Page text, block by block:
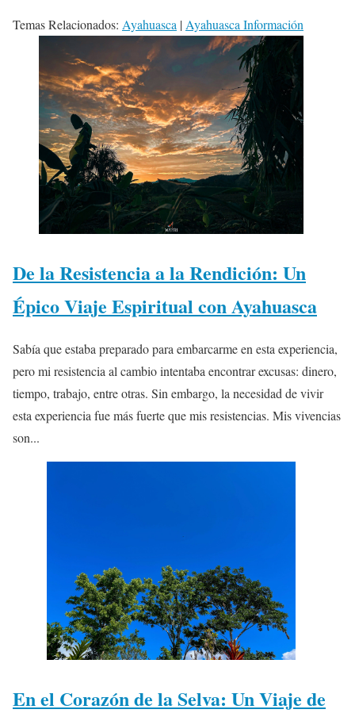
Temas Relacionados: Ayahuasca | Ayahuasca Información
De la Resistencia a la Rendición: Un
Épico Viaje Espiritual con Ayahuasca
Sabía que estaba preparado para embarcarme en esta experiencia,
pero mi resistencia al cambio intentaba encontrar excusas: dinero,
tiempo, trabajo, entre otras. Sin embargo, la necesidad de vivir
esta experiencia fue más fuerte que mis resistencias. Mis vivencias
son...
En el Corazón de la Selva: Un Viaje de